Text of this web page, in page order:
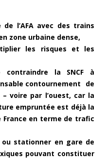
l’AFA avec des trains
zone urbaine dense,
les risques et les
contraindre la SNCF à
contournement de
– voire par l’ouest, car la
empruntée est déjà la
en terme de trafic
stationner en gare de
pouvant constituer